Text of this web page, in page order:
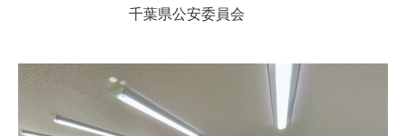
千葉県公安委員会